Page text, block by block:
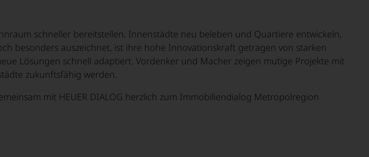
schneller bereitstellen, Innenstädte neu beleben und Quartiere entwickeln,
besonders auszeichnet, ist ihre hohe Innovationskraft getragen von starken
Lösungen schnell adaptiert. Vordenker und Macher zeigen mutige Projekte mit
zukunftsfähig werden.
mit HEUER DIALOG herzlich zum Immobiliendialog Metropolregion